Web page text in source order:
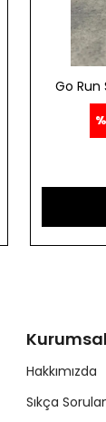
Go Run
%
Kurumsal
Hakkımızda
Sıkça